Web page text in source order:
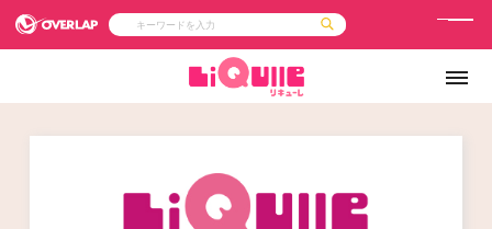
ライトノベル
オーバーラップ文庫
メ
ー